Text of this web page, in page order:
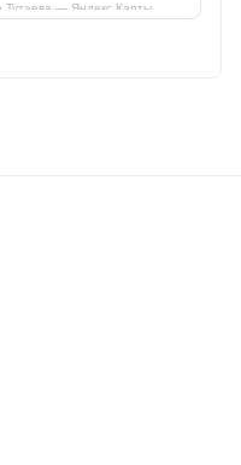
Тутаева — Яндекс Карты